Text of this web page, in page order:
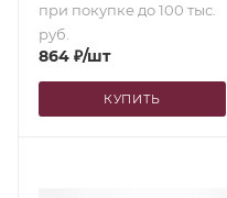
при покупке до 100 тыс.
руб.
864 ₽/шт
КУПИТЬ